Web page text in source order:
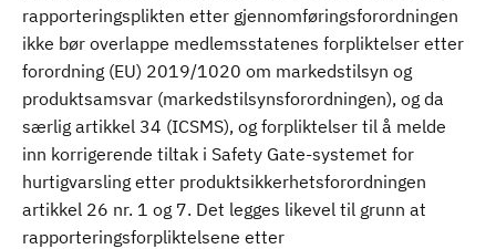
rapporteringsplikten etter gjennomføringsforordningen
ikke bør overlappe medlemsstatenes forpliktelser etter
forordning (EU) 2019/1020 om markedstilsyn og
produktsamsvar (markedstilsynsforordningen), og da
særlig artikkel 34 (ICSMS), og forpliktelser til å melde
inn korrigerende tiltak i Safety Gate-systemet for
hurtigvarsling etter produktsikkerhetsforordningen
artikkel 26 nr. 1 og 7. Det legges likevel til grunn at
rapporteringsforpliktelsene etter